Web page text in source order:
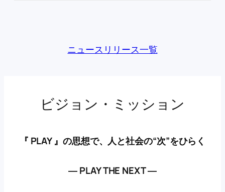
ニュースリリース一覧
ビジョン・ミッション
『 PLAY 』の思想で、人と社会の“次”をひらく
― PLAY THE NEXT ―